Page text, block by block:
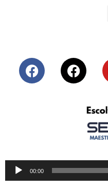
Reproductor
de
00:00